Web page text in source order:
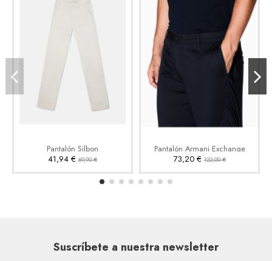
Pantalón Silbon
41,94 € 69,90 €
 Añadir al carrito
Pantalón Armani Exchange
73,20 €122,00 €
38
 Añadir al carrito
Suscríbete a nuestra newsletter